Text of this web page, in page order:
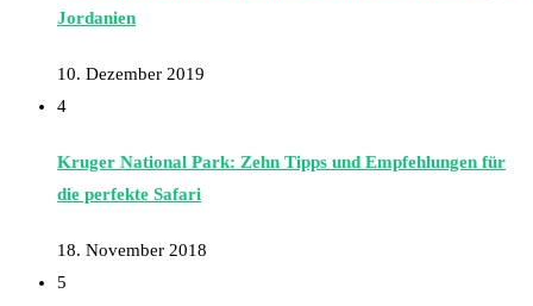
Jordanien
10. Dezember 2019
4
Kruger National Park: Zehn Tipps und Empfehlungen für
die perfekte Safari
18. November 2018
5